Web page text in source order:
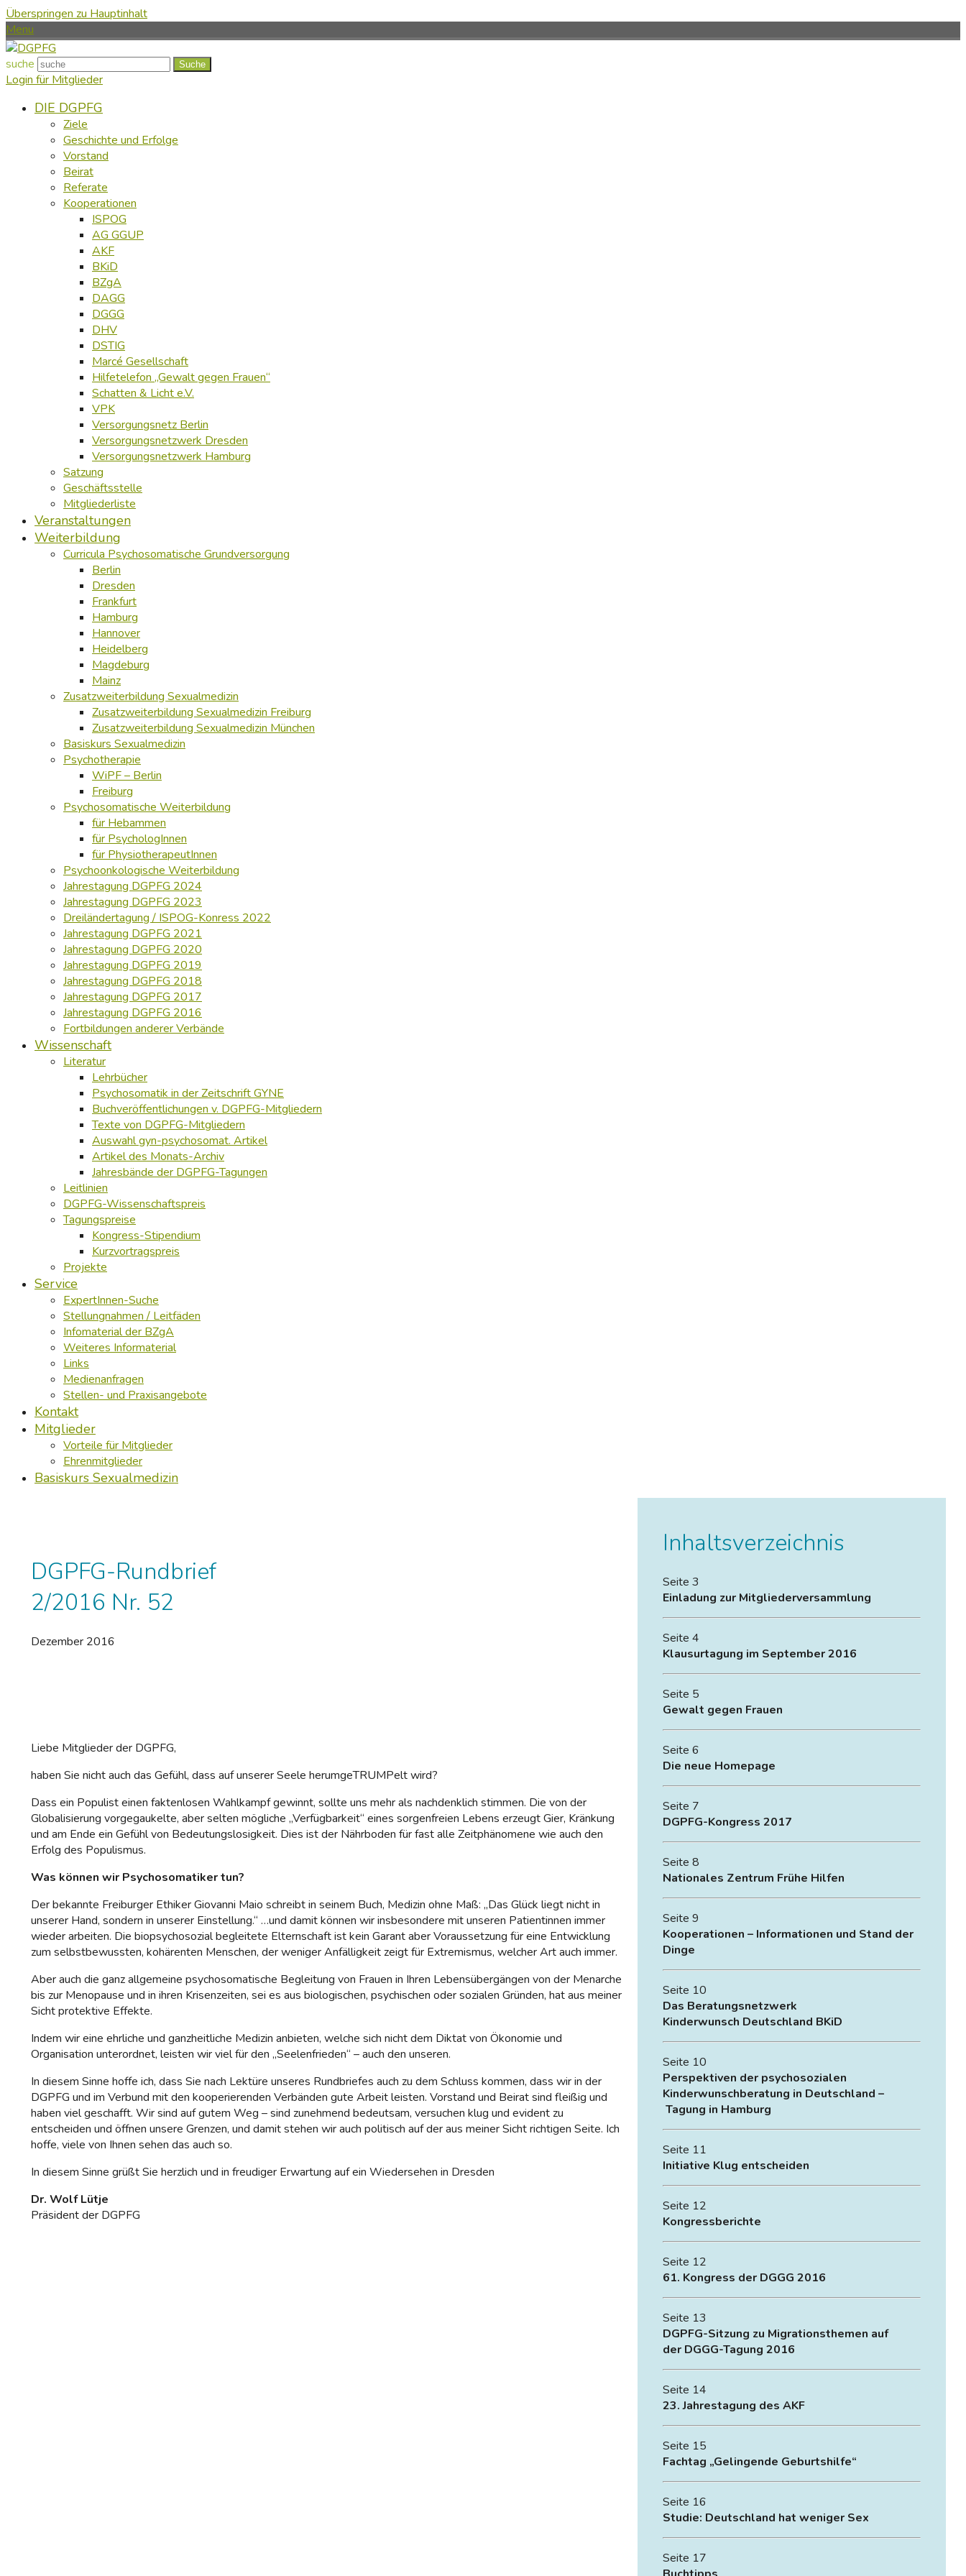
Überspringen zu Hauptinhalt
Menu
suche Suche
Login für Mitglieder
DIE DGPFG
Ziele
Geschichte und Erfolge
Vorstand
Beirat
Referate
Kooperationen
ISPOG
AG GGUP
AKF
BKiD
BZgA
DAGG
DGGG
DHV
DSTIG
Marcé Gesellschaft
Hilfetelefon „Gewalt gegen Frauen“
Schatten & Licht e.V.
VPK
Versorgungsnetz Berlin
Versorgungsnetzwerk Dresden
Versorgungsnetzwerk Hamburg
Satzung
Geschäftsstelle
Mitgliederliste
Veranstaltungen
Weiterbildung
Curricula Psychosomatische Grundversorgung
Berlin
Dresden
Frankfurt
Hamburg
Hannover
Heidelberg
Magdeburg
Mainz
Zusatzweiterbildung Sexualmedizin
Zusatzweiterbildung Sexualmedizin Freiburg
Zusatzweiterbildung Sexualmedizin München
Basiskurs Sexualmedizin
Psychotherapie
WiPF – Berlin
Freiburg
Psychosomatische Weiterbildung
für Hebammen
für PsychologInnen
für PhysiotherapeutInnen
Psychoonkologische Weiterbildung
Jahrestagung DGPFG 2024
Jahrestagung DGPFG 2023
Dreiländertagung / ISPOG-Konress 2022
Jahrestagung DGPFG 2021
Jahrestagung DGPFG 2020
Jahrestagung DGPFG 2019
Jahrestagung DGPFG 2018
Jahrestagung DGPFG 2017
Jahrestagung DGPFG 2016
Fortbildungen anderer Verbände
Wissenschaft
Literatur
Lehrbücher
Psychosomatik in der Zeitschrift GYNE
Buchveröffentlichungen v. DGPFG-Mitgliedern
Texte von DGPFG-Mitgliedern
Auswahl gyn-psychosomat. Artikel
Artikel des Monats-Archiv
Jahresbände der DGPFG-Tagungen
Leitlinien
DGPFG-Wissenschaftspreis
Tagungspreise
Kongress-Stipendium
Kurzvortragspreis
Projekte
Service
ExpertInnen-Suche
Stellungnahmen / Leitfäden
Infomaterial der BZgA
Weiteres Informaterial
Links
Medienanfragen
Stellen- und Praxisangebote
Kontakt
Mitglieder
Vorteile für Mitglieder
Ehrenmitglieder
Basiskurs Sexualmedizin
DGPFG-Rundbrief
2/2016 Nr. 52
Dezember 2016
Liebe Mitglieder der DGPFG,
haben Sie nicht auch das Gefühl, dass auf unserer Seele herumgeTRUMPelt wird?
Dass ein Populist einen faktenlosen Wahlkampf gewinnt, sollte uns mehr als nachdenklich stimmen. Die von der
Globalisierung vorgegaukelte, aber selten mögliche „Verfügbarkeit“ eines sorgenfreien Lebens erzeugt Gier, Kränkung
und am Ende ein Gefühl von Bedeutungslosigkeit. Dies ist der Nährboden für fast alle Zeitphänomene wie auch den
Erfolg des Populismus.
Was können wir Psychosomatiker tun?
Der bekannte Freiburger Ethiker Giovanni Maio schreibt in seinem Buch, Medizin ohne Maß: „Das Glück liegt nicht in
unserer Hand, sondern in unserer Einstellung.“ …und damit können wir insbesondere mit unseren Patientinnen immer
wieder arbeiten. Die biopsychosozial begleitete Elternschaft ist kein Garant aber Voraussetzung für eine Entwicklung
zum selbstbewussten, kohärenten Menschen, der weniger Anfälligkeit zeigt für Extremismus, welcher Art auch immer.
Aber auch die ganz allgemeine psychosomatische Begleitung von Frauen in Ihren Lebensübergängen von der Menarche
bis zur Menopause und in ihren Krisenzeiten, sei es aus biologischen, psychischen oder sozialen Gründen, hat aus meiner
Sicht protektive Effekte.
Indem wir eine ehrliche und ganzheitliche Medizin anbieten, welche sich nicht dem Diktat von Ökonomie und
Organisation unterordnet, leisten wir viel für den „Seelenfrieden“ – auch den unseren.
In diesem Sinne hoffe ich, dass Sie nach Lektüre unseres Rundbriefes auch zu dem Schluss kommen, dass wir in der
DGPFG und im Verbund mit den kooperierenden Verbänden gute Arbeit leisten. Vorstand und Beirat sind fleißig und
haben viel geschafft. Wir sind auf gutem Weg – sind zunehmend bedeutsam, versuchen klug und evident zu
entscheiden und öffnen unsere Grenzen, und damit stehen wir auch politisch auf der aus meiner Sicht richtigen Seite. Ich
hoffe, viele von Ihnen sehen das auch so.
In diesem Sinne grüßt Sie herzlich und in freudiger Erwartung auf ein Wiedersehen in Dresden
Dr. Wolf Lütje
Präsident der DGPFG
Inhaltsverzeichnis
Seite 3
Einladung zur Mitgliederversammlung
Seite 4
Klausurtagung im September 2016
Seite 5
Gewalt gegen Frauen
Seite 6
Die neue Homepage
Seite 7
DGPFG-Kongress 2017
Seite 8
Nationales Zentrum Frühe Hilfen
Seite 9
Kooperationen – Informationen und Stand der
Dinge
Seite 10
Das Beratungsnetzwerk
Kinderwunsch Deutschland BKiD
Seite 10
Perspektiven der psychosozialen
Kinderwunschberatung in Deutschland –
Tagung in Hamburg
Seite 11
Initiative Klug entscheiden
Seite 12
Kongressberichte
Seite 12
61. Kongress der DGGG 2016
Seite 13
DGPFG-Sitzung zu Migrationsthemen auf
der DGGG-Tagung 2016
Seite 14
23. Jahrestagung des AKF
Seite 15
Fachtag „Gelingende Geburtshilfe“
Seite 16
Studie: Deutschland hat weniger Sex
Seite 17